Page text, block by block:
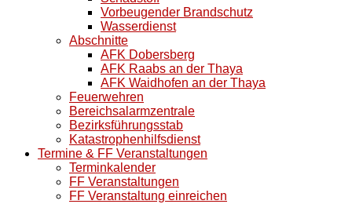
Vorbeugender Brandschutz
Wasserdienst
Abschnitte
AFK Dobersberg
AFK Raabs an der Thaya
AFK Waidhofen an der Thaya
Feuerwehren
Bereichsalarmzentrale
Bezirksführungsstab
Katastrophenhilfsdienst
Termine & FF Veranstaltungen
Terminkalender
FF Veranstaltungen
FF Veranstaltung einreichen